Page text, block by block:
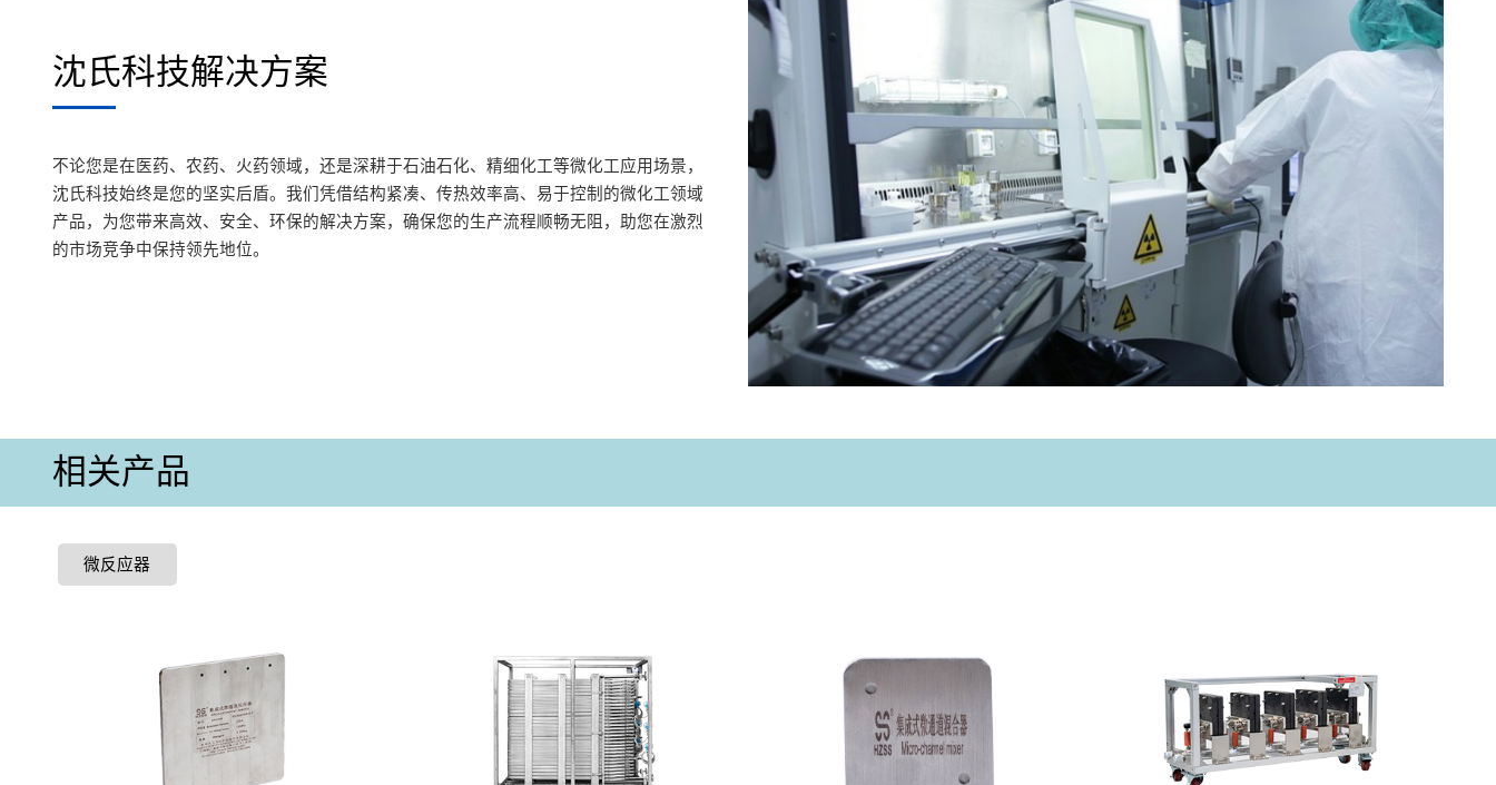
沈氏科技解决方案
不论您是在医药、农药、火药领域，还是深耕于石油石化、精细化工等微化工应用场景，
沈氏科技始终是您的坚实后盾。我们凭借结构紧凑、传热效率高、易于控制的微化工领域
产品，为您带来高效、安全、环保的解决方案，确保您的生产流程顺畅无阻，助您在激烈
的市场竞争中保持领先地位。
相关产品
微反应器